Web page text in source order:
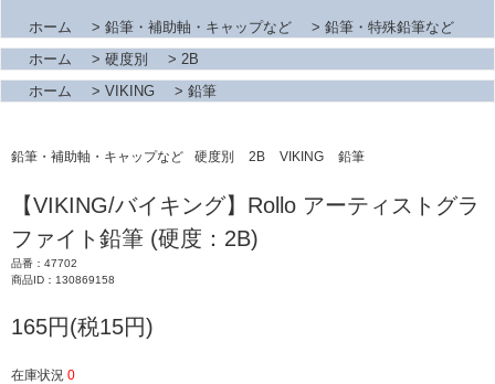
ホーム > 鉛筆・補助軸・キャップなど > 鉛筆・特殊鉛筆など
ホーム
> 硬度別 > 2B
ホーム
> VIKING > 鉛筆
鉛筆・補助軸・キャップなど 硬度別 2B VIKING 鉛筆
【VIKING/バイキング】Rollo アーティストグラ
ファイト鉛筆 (硬度：2B)
品番：47702
商品ID：130869158
165円(税15円)
在庫状況 0